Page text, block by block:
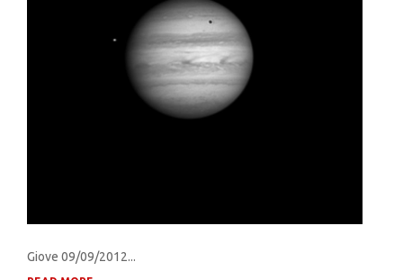
Giove 09/09/2012...